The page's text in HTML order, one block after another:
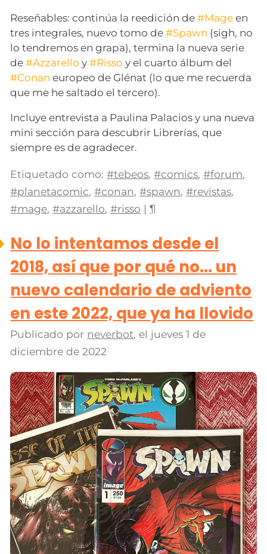
Reseñables: continúa la reedición de#Mage en
tres integrales, nuevo tomo de#Spawn (sigh, no
lo tendremos en grapa), termina la nueva serie
de#Azzarello y#Risso y el cuarto álbum del
#Conan europeo de Glénat (lo que me recuerda
que me he saltado el tercero).
Incluye entrevista a Paulina Palacios y una nueva
mini sección para descubrir Librerías, que
siempre es de agradecer.
Etiquetado como: #tebeos,#comics,#forum,
#planetacomic,#conan,#spawn,#revistas,
#mage,#azzarello,#risso |¶
No lo intentamos desde el
2018, así que por qué no... un
nuevo calendario de adviento
en este 2022, que ya ha llovido
Publicado por neverbot, el jueves 1 de
diciembre de 2022